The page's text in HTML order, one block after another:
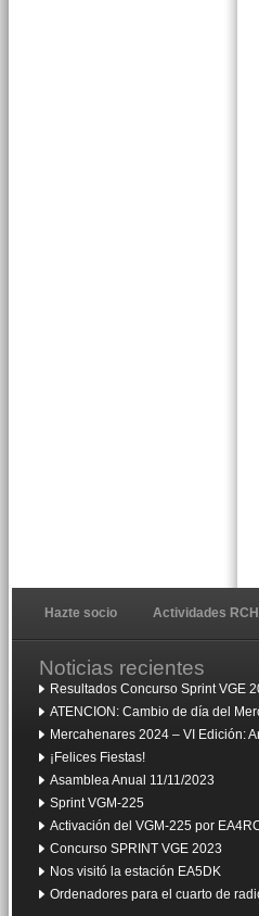
Hazte socio Actividades RCH
Noticias recientes
Resultados Concurso Sprint VGE
ATENCION: Cambio de día del
Mercahenares 2024 – VI Edición:
¡Felices Fiestas!
Asamblea Anual 11/11/2023
Sprint VGM-225
Activación del VGM-225 por
Concurso SPRINT VGE 2023
Nos visitó la estación EA5DK
Ordenadores para el cuarto de